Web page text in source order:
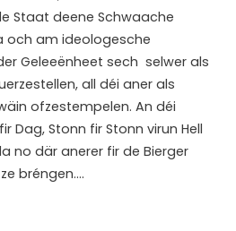
Staat deene Schwaache
och am ideologesche
Geleeënheet sech selwer als
all déi aner als
ofzestempelen. An déi
Dag, Stonn fir Stonn virun Hell
no där anerer fir de Bierger
bréngen….